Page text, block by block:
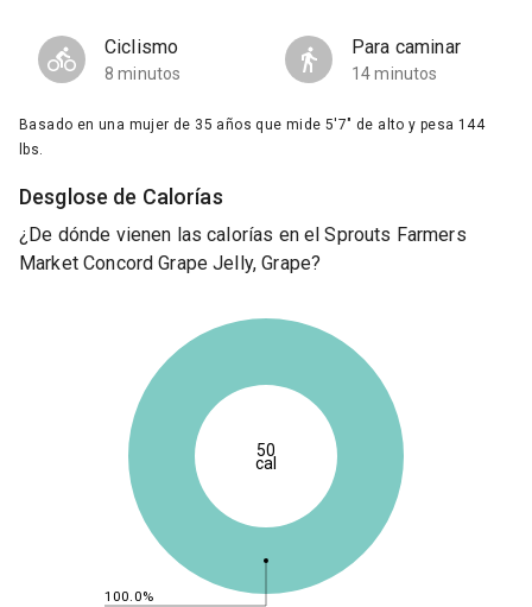
Ciclismo
8 minutos
Para caminar
14 minutos
Basado en una mujer de 35 años que mide 5'7" de alto y pesa 144
lbs.
Desglose de Calorías
¿De dónde vienen las calorías en el Sprouts Farmers
Market Concord Grape Jelly, Grape?
100.0%
50
cal